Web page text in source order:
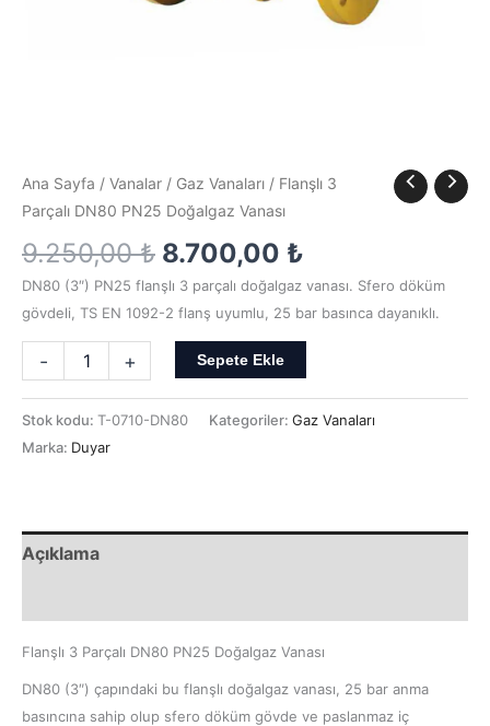
Ana Sayfa / Vanalar / Gaz Vanaları / Flanşlı 3
Parçalı DN80 PN25 Doğalgaz Vanası
9.250,00₺ 8.700,00 ₺
DN80 (3″) PN25 flanşlı 3 parçalı doğalgaz vanası. Sfero döküm
gövdeli, TS EN 1092-2 flanş uyumlu, 25 bar basınca dayanıklı.
- + Sepete Ekle
Stok kodu: T-0710-DN80 Kategoriler: Gaz Vanaları
Marka: Duyar
Açıklama
Flanşlı 3 Parçalı DN80 PN25 Doğalgaz Vanası
DN80 (3″) çapındaki bu flanşlı doğalgaz vanası, 25 bar anma
basıncına sahip olup sfero döküm gövde ve paslanmaz iç